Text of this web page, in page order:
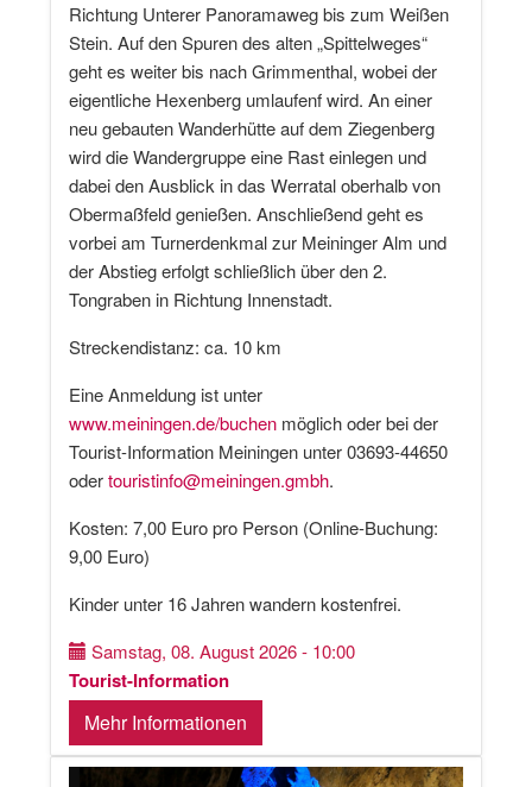
Richtung Unterer Panoramaweg bis zum Weißen
Stein. Auf den Spuren des alten „Spittelweges“
geht es weiter bis nach Grimmenthal, wobei der
eigentliche Hexenberg umlaufenf wird. An einer
neu gebauten Wanderhütte auf dem Ziegenberg
wird die Wandergruppe eine Rast einlegen und
dabei den Ausblick in das Werratal oberhalb von
Obermaßfeld genießen. Anschließend geht es
vorbei am Turnerdenkmal zur Meininger Alm und
der Abstieg erfolgt schließlich über den 2.
Tongraben in Richtung Innenstadt.
Streckendistanz: ca. 10 km
Eine Anmeldung ist unter
www.meiningen.de/buchen möglich oder bei der
Tourist-Information Meiningen unter 03693-44650
odertouristinfo@meiningen.gmbh.
Kosten: 7,00 Euro pro Person (Online-Buchung:
9,00 Euro)
Kinder unter 16 Jahren wandern kostenfrei.
Samstag, 08. August 2026 - 10:00
Tourist-Information
Mehr Informationen